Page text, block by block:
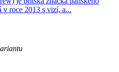
v roce 2013 s vizí, a...